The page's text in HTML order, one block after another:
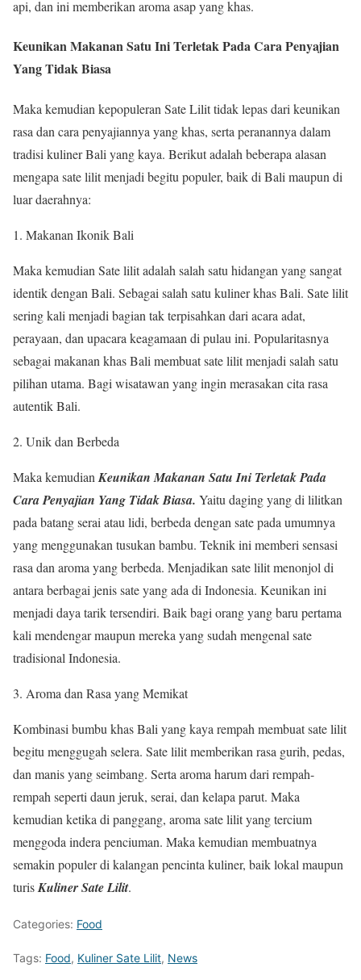
api, dan ini memberikan aroma asap yang khas.
Keunikan Makanan Satu Ini Terletak Pada Cara Penyajian
Yang Tidak Biasa
Maka kemudian kepopuleran Sate Lilit tidak lepas dari keunikan
rasa dan cara penyajiannya yang khas, serta peranannya dalam
tradisi kuliner Bali yang kaya. Berikut adalah beberapa alasan
mengapa sate lilit menjadi begitu populer, baik di Bali maupun di
luar daerahnya:
Makanan Ikonik Bali
Maka kemudian Sate lilit adalah salah satu hidangan yang sangat
identik dengan Bali. Sebagai salah satu kuliner khas Bali. Sate lilit
sering kali menjadi bagian tak terpisahkan dari acara adat,
perayaan, dan upacara keagamaan di pulau ini. Popularitasnya
sebagai makanan khas Bali membuat sate lilit menjadi salah satu
pilihan utama. Bagi wisatawan yang ingin merasakan cita rasa
autentik Bali.
Unik dan Berbeda
Maka kemudianKeunikan Makanan Satu Ini Terletak Pada
Cara Penyajian Yang Tidak Biasa. Yaitu daging yang di lilitkan
pada batang serai atau lidi, berbeda dengan sate pada umumnya
yang menggunakan tusukan bambu. Teknik ini memberi sensasi
rasa dan aroma yang berbeda. Menjadikan sate lilit menonjol di
antara berbagai jenis sate yang ada di Indonesia. Keunikan ini
menjadi daya tarik tersendiri. Baik bagi orang yang baru pertama
kali mendengar maupun mereka yang sudah mengenal sate
tradisional Indonesia.
Aroma dan Rasa yang Memikat
Kombinasi bumbu khas Bali yang kaya rempah membuat sate lilit
begitu menggugah selera. Sate lilit memberikan rasa gurih, pedas,
dan manis yang seimbang. Serta aroma harum dari rempah-
rempah seperti daun jeruk, serai, dan kelapa parut. Maka
kemudian ketika di panggang, aroma sate lilit yang tercium
menggoda indera penciuman. Maka kemudian membuatnya
semakin populer di kalangan pencinta kuliner, baik lokal maupun
turisKuliner Sate Lilit.
Categories: Food
Tags: Food, Kuliner Sate Lilit, News